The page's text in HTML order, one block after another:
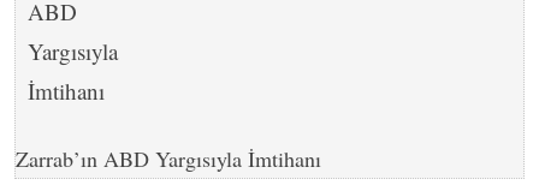
Zarrab’ın ABD Yargısıyla İmtihanı